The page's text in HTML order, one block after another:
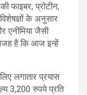
फाइबर, प्रोटीन,
के अनुसार
एनीमिया जैसी
है कि आज इन्हें
लगातार प्रयास
3,200 रुपये प्रति